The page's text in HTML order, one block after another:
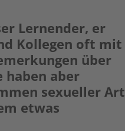
Lernender, er
Kollegen oft mit
über
haben aber
sexueller Art
etwas